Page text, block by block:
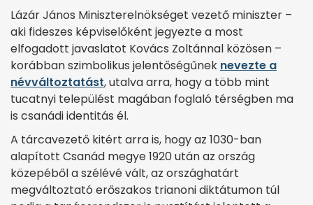
Lázár János Miniszterelnökséget vezető miniszter –
aki fideszes képviselőként jegyezte a most
elfogadott javaslatot Kovács Zoltánnal közösen –
korábban szimbolikus jelentőségűnek nevezte a
névváltoztatást, utalva arra, hogy a több mint
tucatnyi települést magában foglaló térségben ma
is csanádi identitás él.
A tárcavezető kitért arra is, hogy az 1030-ban
alapított Csanád megye 1920 után az ország
közepéből a szélévé vált, az országhatárt
megváltoztató erőszakos trianoni diktátumon túl